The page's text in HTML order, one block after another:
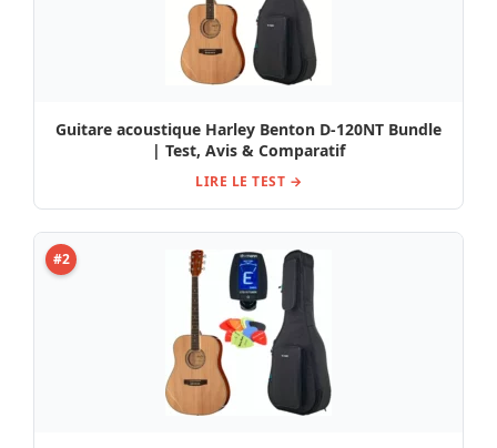
Guitare acoustique Harley Benton D-120NT Bundle
| Test, Avis & Comparatif
LIRE LE TEST →
#2